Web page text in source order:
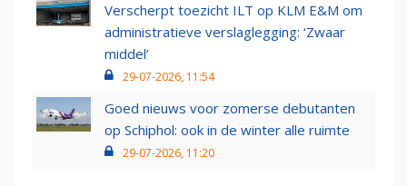
Verscherpt toezicht ILT op KLM E&M om
administratieve verslaglegging: ‘Zwaar
middel’
29-07-2026, 11:54
Goed nieuws voor zomerse debutanten
op Schiphol: ook in de winter alle ruimte
29-07-2026, 11:20